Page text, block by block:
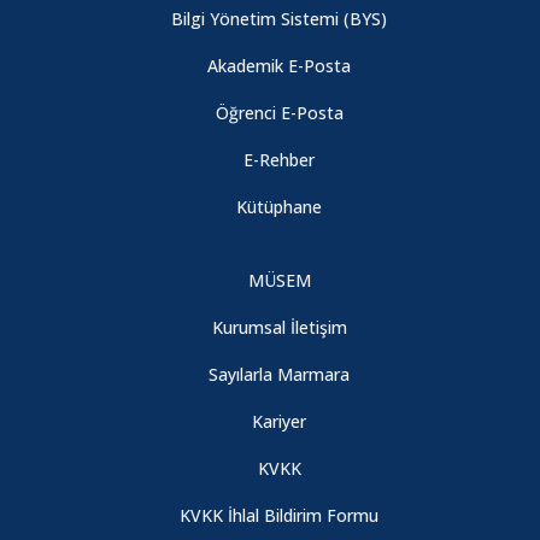
AB Bursları Projesi Duyurusu
İstanbul Ticaret Odası Burs Duyurusu
2025-2026 Öğretim Yılı Yemek Bursu
2547 Sayılı Kanunun 44. Maddesi II. Sınav Hakkı
Türkiye Milli Kültür Vakfı (TMKV) Bursu Duyurusu
2025-2026 Fakülte Dereceleri
Bilgi Yönetim Sistemi (BYS)
Akademik E-Posta
Öğrenci E-Posta
E-Rehber
Kütüphane
MÜSEM
Kurumsal İletişim
Sayılarla Marmara
Kariyer
KVKK
KVKK İhlal Bildirim Formu